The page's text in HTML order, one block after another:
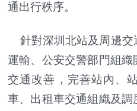
通出行秩序。
針對深圳北站及周邊交
運輸、公安交警部門組
交通改善，完善站內、
車、出租車交通組織及